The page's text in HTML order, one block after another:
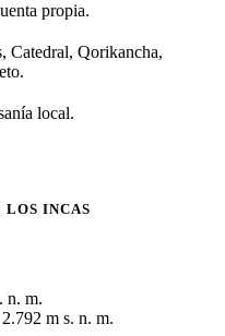
propia.
Catedral, Qorikancha,
local.
LOS INCAS
n. m.
2.792 m s. n. m.